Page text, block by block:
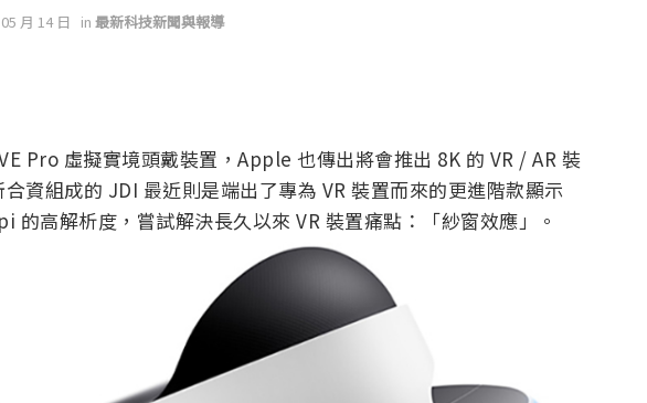
月 14 日 in 最新科技新聞與報導
Pro 虛擬實境頭戴裝置，Apple 也傳出將會推出 8K 的 VR / AR 裝
資組成的 JDI 最近則是端出了專為 VR 裝置而來的更進階款顯示
的高解析度，嘗試解決長久以來 VR 裝置痛點：「紗窗效應」。